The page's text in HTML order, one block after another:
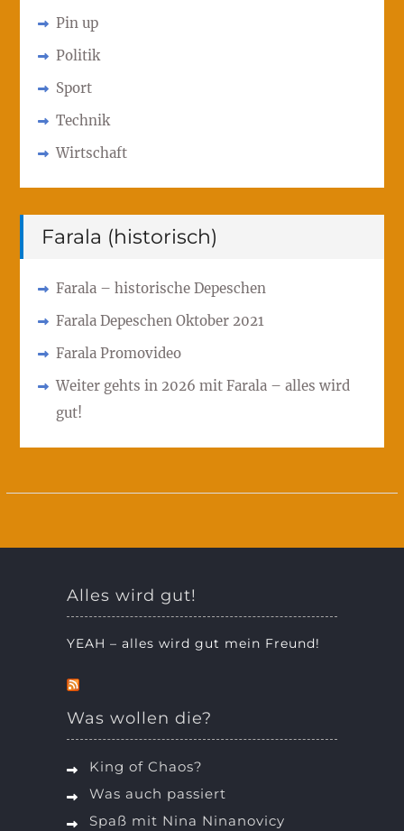
Pin up
Politik
Sport
Technik
Wirtschaft
Farala (historisch)
Farala – historische Depeschen
Farala Depeschen Oktober 2021
Farala Promovideo
Weiter gehts in 2026 mit Farala – alles wird
gut!
Alles wird gut!
YEAH – alles wird gut mein Freund!
Was wollen die?
King of Chaos?
Was auch passiert
Spaß mit Nina Ninanovicy